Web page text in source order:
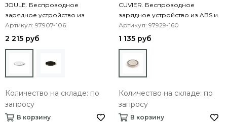
JOULE. Беспроводное
зарядное устройство из
алюминия и ABS
Артикул: 97907-106
2 215 руб
Количество на складе: по
запросу
В корзину
CUVIER. Беспроводное
зарядное устройство из ABS и
волокна пшеничной соломы
Артикул: 97929-160
1 135 руб
Количество на складе: по
запросу
В корзину